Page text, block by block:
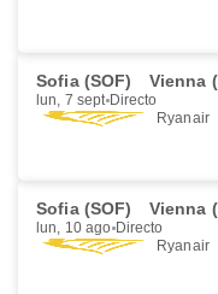
Sofia (SOF) Vienna
lun, 7 sept Directo
Ryanair
Sofia (SOF) Vienna
lun, 10 ago Directo
Ryanair